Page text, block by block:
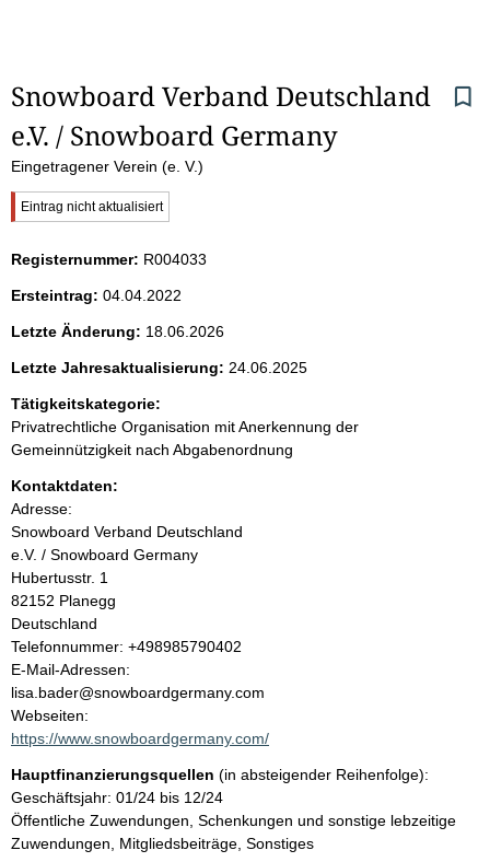
S
e
i
t
e
n
i
n
h
a
l
t
Snowboard Verband Deutschland
e.V. / Snowboard Germany
Eingetragener Verein (e. V.)
W
i
h
i
r
i
n
w
i
Eintrag nicht aktualisiert
Registernummer: R004033
Ersteintrag: 04.04.2022
Letzte Änderung: 18.06.2026
Letzte Jahresaktualisierung: 24.06.2025
Tätigkeitskategorie:
Privatrechtliche Organisation mit Anerkennung der
Gemeinnützigkeit nach Abgabenordnung
Kontaktdaten:
Adresse:
Snowboard Verband Deutschland
e.V. / Snowboard Germany
Hubertusstr. 1
82152 Planegg
Deutschland
K
o
n
t
a
t
i
n
f
Telefonnummer: +498985790402
E-Mail-Adressen:
lisa.bader@snowboardgermany.com
Webseiten:
https://www.snowboardgermany.com/
Hauptfinanzierungsquellen (in absteigender Reihenfolge):
Geschäftsjahr: 01/24 bis 12/24
Öffentliche Zuwendungen, Schenkungen und sonstige lebzeitige
Zuwendungen, Mitgliedsbeiträge, Sonstiges